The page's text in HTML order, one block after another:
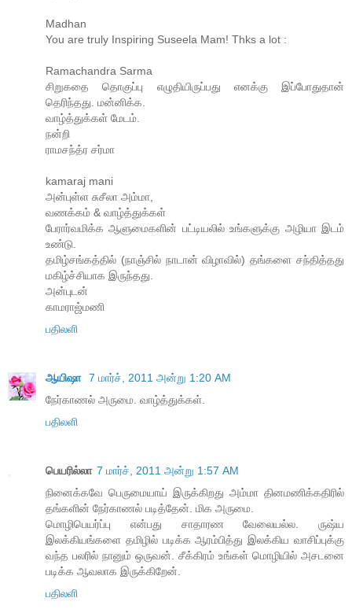
Madhan
You are truly Inspiring Suseela Mam! Thks a lot :
Ramachandra Sarma
சிறுகதை தொகுப்பு எழுதியிருப்பது எனக்கு இப்போதுதான்
தெரிந்தது. மன்னிக்க.
வாழ்த்துக்கள் மேடம்.
நன்றி
ராமசந்த்ர சர்மா
kamaraj mani
அன்புள்ள சுசீலா அம்மா,
வணக்கம் & வாழ்த்துக்கள்
பேரார்வமிக்க ஆளுமைகளின் பட்டியலில் உங்களுக்கு அழியா இடம்
உண்டு.
தமிழ்சங்கத்தில் (நாஞ்சில் நாடான் விழாவில்) தங்களை சந்தித்தது
மகிழ்ச்சியாக இருந்தது.
அன்புடன்
காமராஜ்மணி
பதிலளி
ஆயிஷா 7 மார்ச், 2011 அன்று 1:20 AM
நேர்காணல் அருமை. வாழ்த்துக்கள்.
பதிலளி
பெயரில்லா 7 மார்ச், 2011 அன்று 1:57 AM
நினைக்கவே பெருமையாய் இருக்கிறது அம்மா தினமணிக்கதிரில்
தங்களின் நேர்காணல் படித்தேன். மிக அருமை.
மொழிபெயர்ப்பு என்பது சாதாரண வேலையல்ல. ருஷ்ய
இலக்கியங்களை தமிழில் படிக்க ஆரம்பித்து இலக்கிய வாசிப்புக்கு
வந்த பலரில் நானும் ஒருவன். சீக்கிரம் உங்கள் மொழியில் அசடனை
படிக்க ஆவலாக இருக்கிறேன்.
பதிலளி